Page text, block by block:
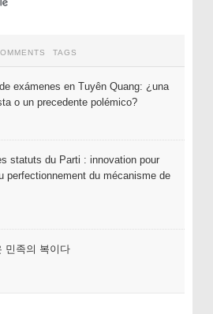
TAGS
exámenes en Tuyên Quang: ¿una
o un precedente polémico?
statuts du Parti : innovation pour
perfectionnement du mécanisme de
민족의 복이다